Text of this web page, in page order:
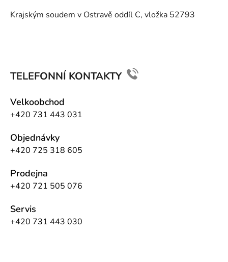
Krajským soudem v Ostravě oddíl C, vložka 52793
TELEFONNÍ KONTAKTY
Velkoobchod
+420 731 443 031
Objednávky
+420 725 318 605
Prodejna
+420 721 505 076
Servis
+420 731 443 030